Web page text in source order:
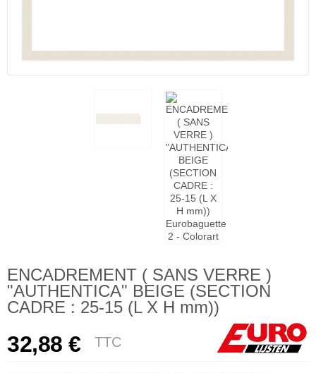
ENCADREMENT ( SANS VERRE )
"AUTHENTICA" BEIGE (SECTION
CADRE : 25-15 (L X H mm))
32,88 € TTC